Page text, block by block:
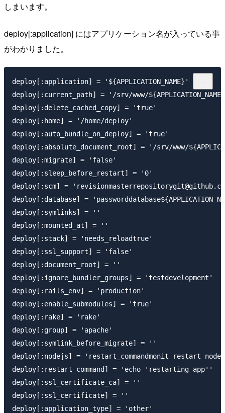
しまいます。
deploy[:application] にはアプリケーション名が入っている事
がわかりました。
deploy[:application] = '${APPLICATION_NAME}'
deploy[:current_path] = '/srv/www/
deploy[:delete_cached_copy] = 'true'
deploy[:home] = '/home/deploy'
deploy[:auto_bundle_on_deploy] = 'true'
deploy[:absolute_document_root] = '/srv/www/
deploy[:migrate] = 'false'
deploy[:sleep_before_restart] = '0'
deploy[:scm] =
deploy[:database] =
deploy[:symlinks] = ''
deploy[:mounted_at] = ''
deploy[:stack] = 'needs_reloadtrue'
deploy[:ssl_support] = 'false'
deploy[:document_root] = ''
deploy[:ignore_bundler_groups] = 'testdevelopment'
deploy[:rails_env] = 'production'
deploy[:enable_submodules] = 'true'
deploy[:rake] = 'rake'
deploy[:group] = 'apache'
deploy[:symlink_before_migrate] = ''
deploy[:nodejs] = 'restart_commandmonit restart
deploy[:restart_command] = 'echo 'restarting app''
deploy[:ssl_certificate_ca] = ''
deploy[:ssl_certificate] = ''
deploy[:application_type] = 'other'